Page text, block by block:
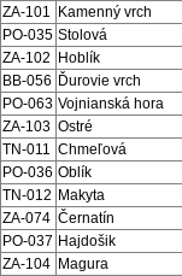
ZA-101
Kamenný vrch
PO-035 Stolová
ZA-102
Hoblík
BB-056 Ďurovie vrch
PO-063 Vojnianská hora
ZA-103 Ostré
TN-011 Chmeľová
PO-036 Oblík
TN-012 Makyta
ZA-074 Černatín
PO-037 Hajdošik
ZA-104 Magura